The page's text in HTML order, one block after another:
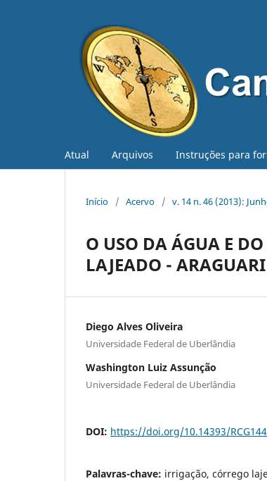
Atual Arquivos Instruções para
Início / Acervo / v. 14 n. 46 (2013):
O USO DA ÁGUA E
LAJEADO -
Diego Alves Oliveira
Universidade Federal de Uberlândia
Washington Luiz Assunção
Universidade Federal de Uberlândia
DOI: https://doi.org/10.14393/
Palavras-chave: irrigação, córrego